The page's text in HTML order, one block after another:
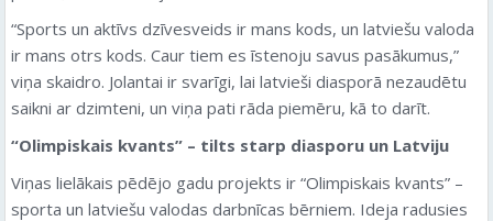
“Sports un aktīvs dzīvesveids ir mans kods, un latviešu valoda
ir mans otrs kods. Caur tiem es īstenoju savus pasākumus,”
viņa skaidro. Jolantai ir svarīgi, lai latvieši diasporā nezaudētu
saikni ar dzimteni, un viņa pati rāda piemēru, kā to darīt.
“Olimpiskais kvants” – tilts starp diasporu un Latviju
Viņas lielākais pēdējo gadu projekts ir “Olimpiskais kvants” –
sporta un latviešu valodas darbnīcas bērniem. Ideja radusies